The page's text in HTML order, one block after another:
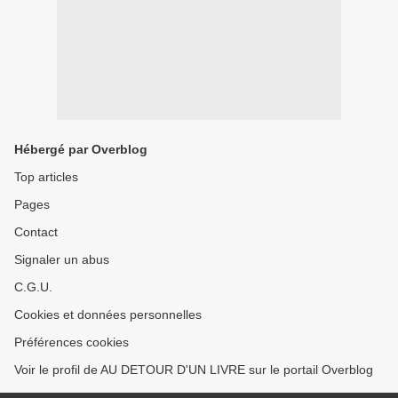
Hébergé par Overblog
Top articles
Pages
Contact
Signaler un abus
C.G.U.
Cookies et données personnelles
Préférences cookies
Voir le profil de AU DETOUR D'UN LIVRE sur le portail Overblog